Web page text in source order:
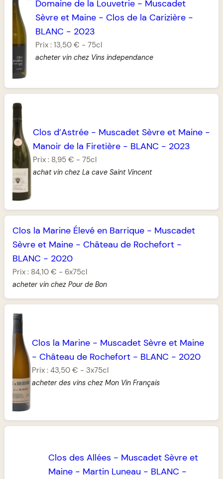
Domaine de la Louvetrie- Muscadet
Sèvre et Maine- Clos de la Carizière-
BLANC - 2023
Prix : 13,50 € - 75cl
acheter vin chez Vins independance
Clos d’Astrée- Muscadet Sèvre et Maine-
Manoir de la Firetière- BLANC - 2023
Prix : 8,95 € - 75cl
achat vin chez La cave Saint Vincent
Clos la Marine Élevé en Barrique - Muscadet
Sèvre et Maine - Château de Rochefort -
BLANC - 2020
Prix : 84,10 € - 6x75cl
acheter vin chez Pour de Bon
Clos la Marine - Muscadet Sèvre et Maine
- Château de Rochefort - BLANC - 2020
Prix :43,50 € - 3x75cl
acheter des vins chez Mon Vin Français
Clos des Allées - Muscadet Sèvre et
Maine - Martin Luneau - BLANC -